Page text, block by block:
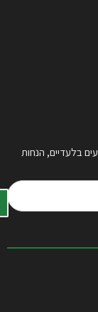
בלעדיים, הנחות